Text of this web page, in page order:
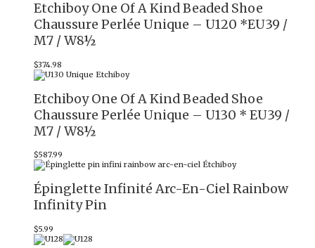
Etchiboy One Of A Kind Beaded Shoe
Chaussure Perlée Unique – U120 *EU39 /
M7 / W8½
$374.98
Etchiboy One Of A Kind Beaded Shoe
Chaussure Perlée Unique – U130 * EU39 /
M7 / W8½
$587.99
Épinglette Infinité Arc-En-Ciel Rainbow
Infinity Pin
$5.99